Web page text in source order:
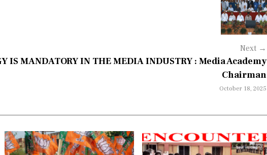
Next →
IS MANDATORY IN THE MEDIA INDUSTRY : Media Academy
Chairman
October 18, 2025